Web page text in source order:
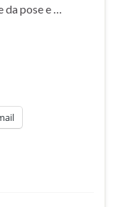
da pose e …